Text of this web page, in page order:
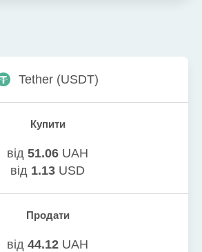
Tether (USDT)
Купити
від 51.06 UAH
від 1.13 USD
Продати
від 44.12 UAH